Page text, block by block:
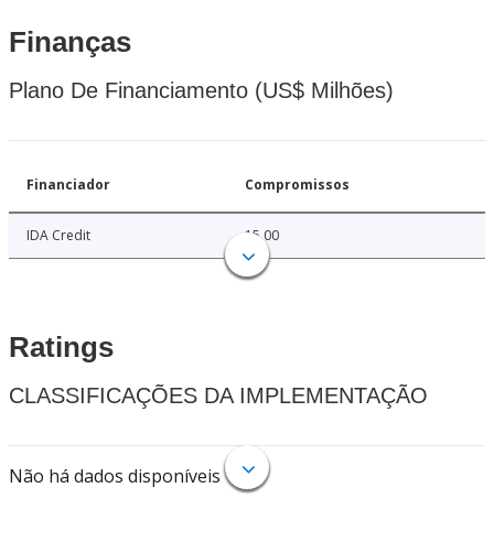
Finanças
Plano De Financiamento (US$ Milhões)
Financiador Compromissos
IDA Credit 15.00
Ratings
CLASSIFICAÇÕES DA IMPLEMENTAÇÃO
Não há dados disponíveis